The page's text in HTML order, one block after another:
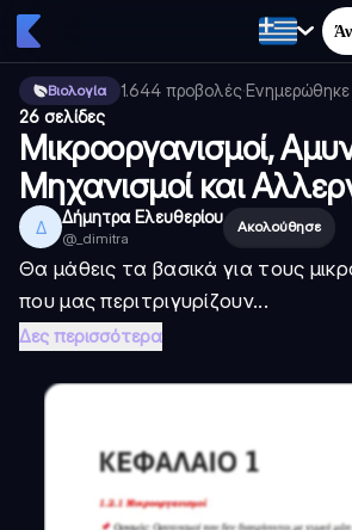
Βιολογία 1.644 προβολές·Ενημερώθηκε
26 σελίδες
Μικροοργανισμοί,
Μηχανισμοί και
Δ Δήμητρα Ελευθερίου
@ _dimitra
Ακολούθησε
Θα μάθεις τα βασικά για τους
που μας περιτριγυρίζουν...
Δες περισσότερα